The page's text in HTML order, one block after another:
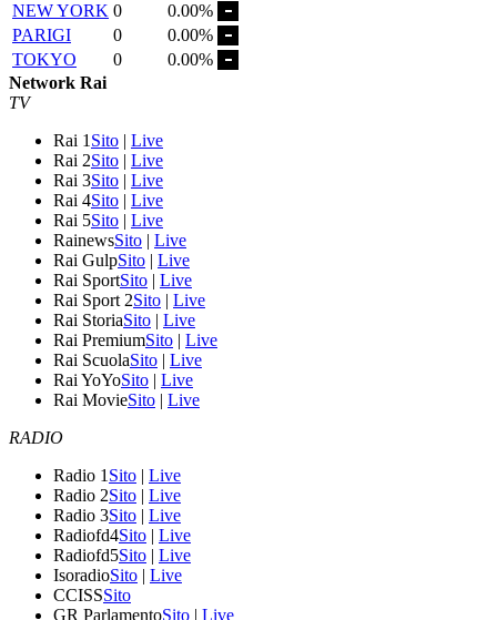
NEW YORK 0
0.00%
PARIGI
0
0.00%
TOKYO
0
0.00%
Network Rai
TV
Rai 1 Sito | Live
Rai 2Sito | Live
Rai 3Sito | Live
Rai 4Sito | Live
Rai 5Sito | Live
RainewsSito | Live
Rai GulpSito | Live
Rai SportSito | Live
Rai Sport 2Sito | Live
Rai StoriaSito | Live
Rai PremiumSito | Live
Rai ScuolaSito | Live
Rai YoYoSito | Live
Rai MovieSito | Live
RADIO
Radio 1 Sito | Live
Radio 2Sito | Live
Radio 3Sito | Live
Radiofd4Sito | Live
Radiofd5Sito | Live
IsoradioSito | Live
CCISSSito
GR ParlamentoSito | Live